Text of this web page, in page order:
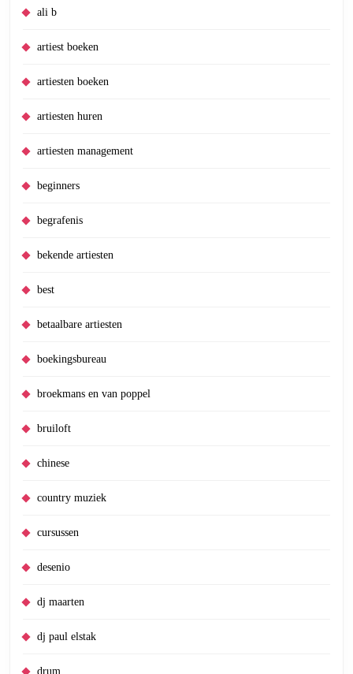
ali b
artiest boeken
artiesten boeken
artiesten huren
artiesten management
beginners
begrafenis
bekende artiesten
best
betaalbare artiesten
boekingsbureau
broekmans en van poppel
bruiloft
chinese
country muziek
cursussen
desenio
dj maarten
dj paul elstak
drum